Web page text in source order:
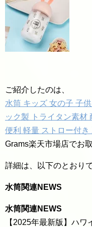
ご紹介したのは、
水筒 キッズ 女の子 子
ック製 トライタン素材
便利 軽量 ストロー付き
Grams楽天市場店でお
詳細は、以下のとおりで
水筒関連NEWS
水筒関連NEWS
【2025年最新版】ハワ